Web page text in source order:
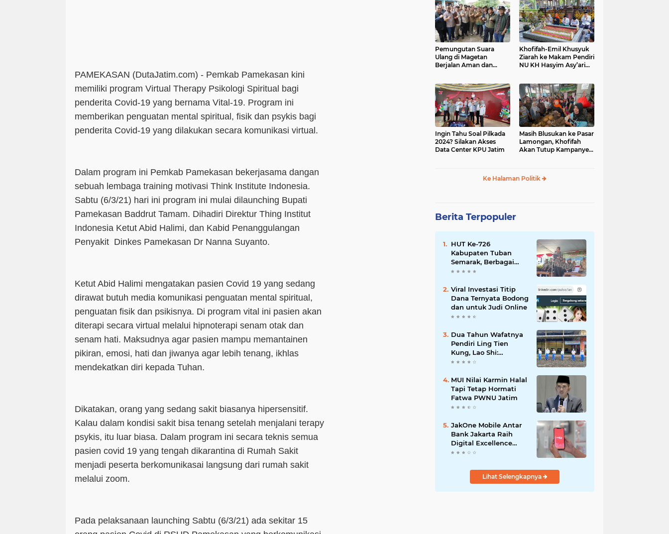
PAMEKASAN (DutaJatim.com) - Pemkab Pamekasan kini
memiliki program Virtual Therapy Psikologi Spiritual bagi
penderita Covid-19 yang bernama Vital-19. Program ini
memberikan penguatan mental spiritual, fisik dan psykis bagi
penderita Covid-19 yang dilakukan secara komunikasi virtual.
Dalam program ini Pemkab Pamekasan bekerjasama dangan
sebuah lembaga training motivasi Think Institute Indonesia.
Sabtu (6/3/21) hari ini program ini mulai dilaunching Bupati
Pamekasan Baddrut Tamam. Dihadiri Direktur Thing Institut
Indonesia Ketut Abid Halimi, dan Kabid Penanggulangan
Penyakit Dinkes Pamekasan Dr Nanna Suyanto.
Ketut Abid Halimi mengatakan pasien Covid 19 yang sedang
dirawat butuh media komunikasi penguatan mental spiritual,
penguatan fisik dan psikisnya. Di program vital ini pasien akan
diterapi secara virtual melalui hipnoterapi senam otak dan
senam hati. Maksudnya agar pasien mampu memantainen
pikiran, emosi, hati dan jiwanya agar lebih tenang, ikhlas
mendekatkan diri kepada Tuhan.
Dikatakan, orang yang sedang sakit biasanya hipersensitif.
Kalau dalam kondisi sakit bisa tenang setelah menjalani terapy
psykis, itu luar biasa. Dalam program ini secara teknis semua
pasien covid 19 yang tengah dikarantina di Rumah Sakit
menjadi peserta berkomunikasai langsung dari rumah sakit
melalui zoom.
Pada pelaksanaan launching Sabtu (6/3/21) ada sekitar 15
Pemungutan Suara
Ulang di Magetan
Berjalan Aman dan
Khofifah-Emil Khusyuk
Ziarah ke Makam Pendiri
NU KH Hasyim Asy’ari
Ingin Tahu Soal Pilkada
2024? Silakan Akses
Data Center KPU Jatim
Masih Blusukan ke Pasar
Lamongan, Khofifah
Akan Tutup Kampanye
Ke Halaman Politik
Berita Terpopuler
HUT Ke-726
Kabupaten Tuban
Semarak, Berbagai
Prestasinya Pun
Viral Investasi Titip
Dana Ternyata Bodong
dan untuk Judi Online
Dua Tahun Wafatnya
Pendiri Ling Tien
Kung, Lao Shi:
Amanah Harus Kita
MUI Nilai Karmin Halal
Tapi Tetap Hormati
Fatwa PWNU Jatim
JakOne Mobile Antar
Bank Jakarta Raih
Digital Excellence
Awards 2026
Lihat Selengkapnya